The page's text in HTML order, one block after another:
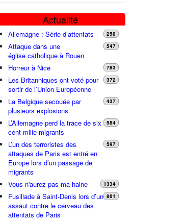
Actualité
Allemagne : Série d’attentats 258
Attaque dans une
église catholique à Rouen
547
Horreur à Nice 783
Les Britanniques ont voté pour
sortir de l’Union Européenne
372
La Belgique secouée par
plusieurs explosions
437
L’Allemagne perd la trace de six
cent mille migrants
584
L’un des terroristes des
attaques de Paris est entré en
Europe lors d’un passage de
migrants
597
Vous n'aurez pas ma haine 1334
Fusillade à Saint-Denis lors d’un
assaut contre le cerveau des
attentats de Paris
861